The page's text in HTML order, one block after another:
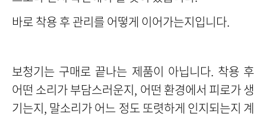
바로 착용 후 관리를 어떻게 이어가는지입니다.
보청기는 구매로 끝나는 제품이 아닙니다. 착용 후
어떤 소리가 부담스러운지, 어떤 환경에서 피로가 생
기는지, 말소리가 어느 정도 또렷하게 인지되는지 계